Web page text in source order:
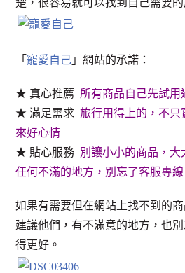
楚，很容易就可以找到自己需要的
「寵愛自己 」網站的承諾：
★ 真心推薦 所有商品自己先試用
★ 滿足需求旅行用得上的，不只
來好心情
★ 貼心服務 別讓小小的商品，
任何不滿的地方，別忘了客服專線
如果有需要但在網站上找不到的
建議他們，有不滿意的地方，也
得更好。